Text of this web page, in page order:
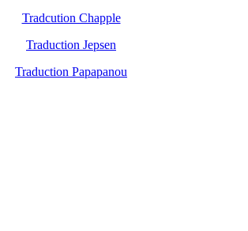
Tradcution Chapple
Traduction Jepsen
Traduction Papapanou